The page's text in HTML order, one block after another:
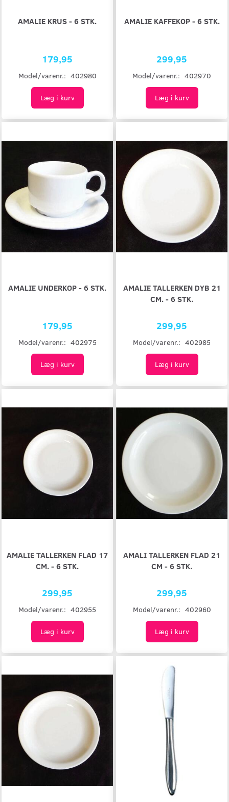
AMALIE KRUS - 6 STK.
179,95
Model/varenr.: 402980
Læg i kurv
AMALIE KAFFEKOP - 6 STK.
299,95
Model/varenr.: 402970
Læg i kurv
AMALIE UNDERKOP - 6 STK.
179,95
Model/varenr.: 402975
Læg i kurv
AMALIE TALLERKEN DYB 21
CM. - 6 STK.
299,95
Model/varenr.: 402985
Læg i kurv
AMALIE TALLERKEN FLAD 17
CM. - 6 STK.
299,95
Model/varenr.: 402955
Læg i kurv
AMALI TALLERKEN FLAD 21
CM - 6 STK.
299,95
Model/varenr.: 402960
Læg i kurv